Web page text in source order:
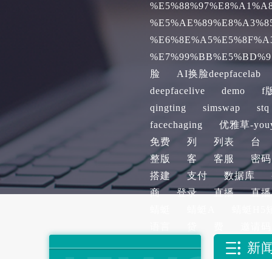
脸
AI换脸deepfacelab
deepfacelive
demo
f
qingting
simswap
stq
facechaging
优雅草-
免费
列 列表
台
整版
客 客服
密码
搭建
支付 数据库
商
登录 直播
直
新